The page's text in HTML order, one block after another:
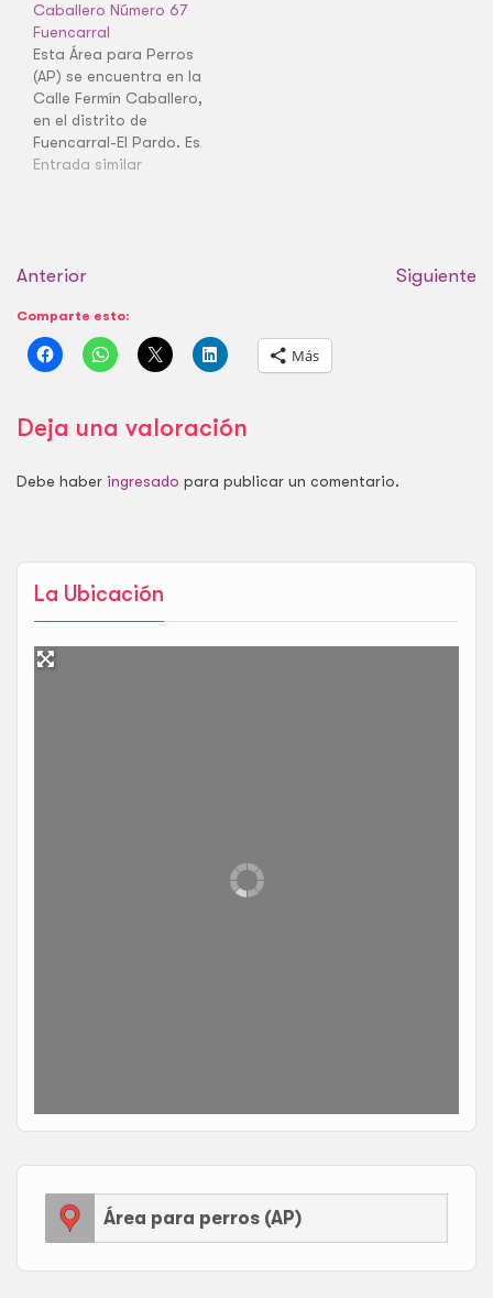
La Ubicación
Área para perros (AP)
punto clave para los
dueños de perros del
barrio de La Paz.
Caballero Número 67
Fuencarral
Esta Área para Perros
(AP) se encuentra en la
Calle Fermín Caballero,
en el distrito de
Fuencarral-El Pardo. Es
un espacio delimitado
su principal objetivo es
controlada.
Entrada similar
Anterior Siguiente
Comparte esto:
Más
Deja una valoración
Debe haber ingresado para publicar un comentario.